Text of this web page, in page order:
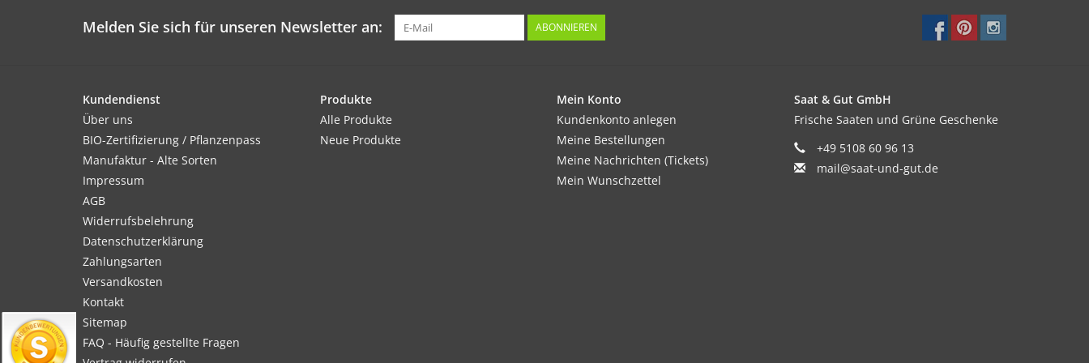
Melden Sie sich für unseren Newsletter an: ABONNIEREN
Kundendienst
Über uns
BIO-Zertifizierung / Pflanzenpass
Manufaktur - Alte Sorten
Impressum
AGB
Widerrufsbelehrung
Datenschutzerklärung
Zahlungsarten
Versandkosten
Kontakt
Sitemap
FAQ - Häufig gestellte Fragen
Produkte
Alle Produkte
Neue Produkte
Mein Konto
Kundenkonto anlegen
Meine Bestellungen
Meine Nachrichten (Tickets)
Mein Wunschzettel
Saat & Gut GmbH
Frische Saaten und Grüne Geschenke
+49 5108 60 96 13
mail@saat-und-gut.de